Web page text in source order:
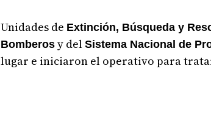
Unidades de Extinción, Búsqueda y
Bomberosy del Sistema Nacional de
lugar e iniciaron el operativo para